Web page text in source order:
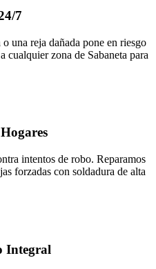
7
una reja dañada pone en riesgo
cualquier zona de Sabaneta para
intentos de robo. Reparamos
forzadas con soldadura de alta
Integral